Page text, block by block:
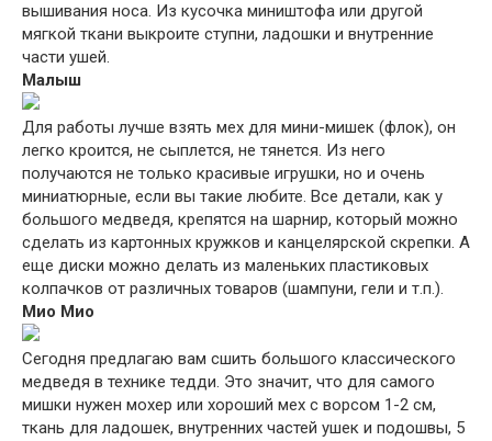
вышивания носа. Из кусочка миништофа или другой
мягкой ткани выкроите ступни, ладошки и внутренние
части ушей.
Малыш
Для работы лучше взять мех для мини-мишек (флок), он
легко кроится, не сыплется, не тянется. Из него
получаются не только красивые игрушки, но и очень
миниатюрные, если вы такие любите. Все детали, как у
большого медведя, крепятся на шарнир, который можно
сделать из картонных кружков и канцелярской скрепки. А
еще диски можно делать из маленьких пластиковых
колпачков от различных товаров (шампуни, гели и т.п.).
Мио Мио
Сегодня предлагаю вам сшить большого классического
медведя в технике тедди. Это значит, что для самого
мишки нужен мохер или хороший мех с ворсом 1-2 см,
ткань для ладошек, внутренних частей ушек и подошвы, 5